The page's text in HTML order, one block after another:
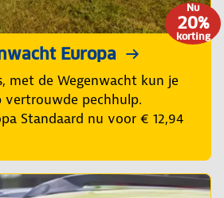
Nu
20%
korting
Europa
met de Wegenwacht kun je
vertrouwde pechhulp.
Standaard nu voor € 12,94